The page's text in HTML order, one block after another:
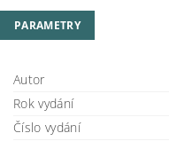
PARAMETRY
Autor
Rok vydání
Číslo vydání